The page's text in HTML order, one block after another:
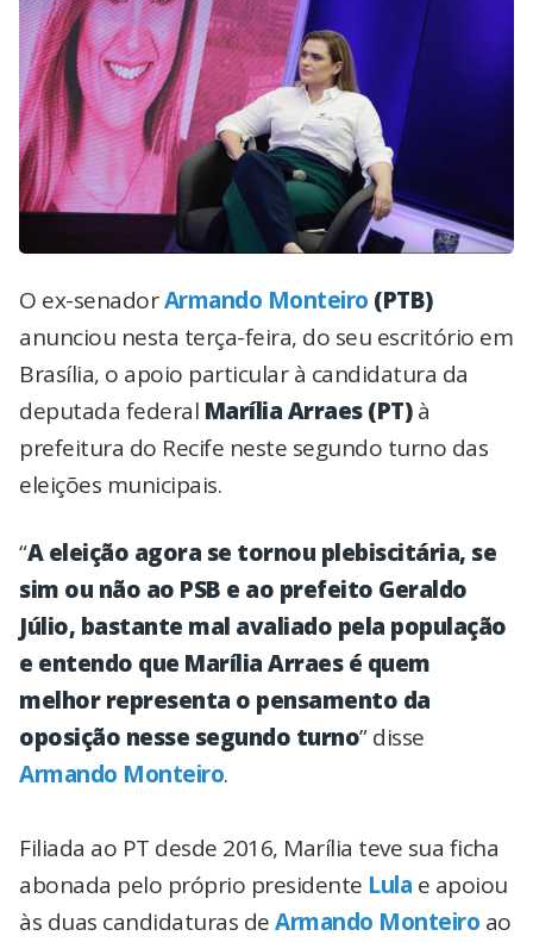
O ex-senadorArmando Monteiro (PTB)
anunciou nesta terça-feira, do seu escritório em
Brasília, o apoio particular à candidatura da
deputada federal Marília Arraes (PT)à
prefeitura do Recife neste segundo turno das
eleições municipais.
“A eleição agora se tornou plebiscitária, se
sim ou não ao PSB e ao prefeito Geraldo
Júlio, bastante mal avaliado pela população
e entendo que Marília Arraes é quem
melhor representa o pensamento da
oposição nesse segundo turno” disse
Armando Monteiro.
Filiada ao PT desde 2016, Marília teve sua ficha
abonada pelo próprio presidente Lula e apoiou
às duas candidaturas deArmando Monteiro ao